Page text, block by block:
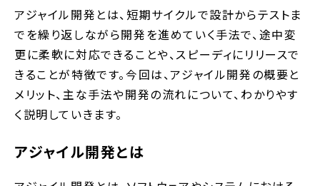
アジャイル開発とは、短期サイクルで設計からテストま
でを繰り返しながら開発を進めていく手法で、途中変
更に柔軟に対応できることや、スピーディにリリースで
きることが特徴です。今回は、アジャイル開発の概要と
メリット、主な手法や開発の流れについて、わかりやす
く説明していきます。
アジャイル開発とは